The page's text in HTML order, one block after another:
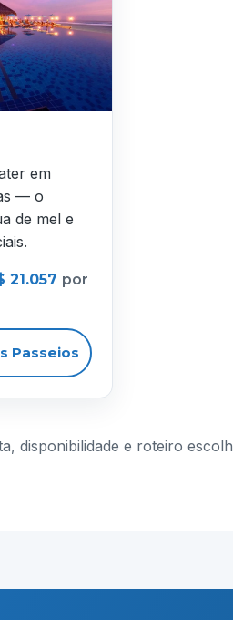
em
— o
de mel e
21.057 por
Passeios
disponibilidade e roteiro